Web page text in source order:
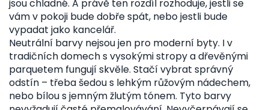
jsou chladné. A právě ten rozdíl rozhoduje, jestli se
vám v pokoji bude dobře spát, nebo jestli bude
vypadat jako kancelář.
Neutrální barvy nejsou jen pro moderní byty. I v
tradičních domech s vysokými stropy a dřevěnými
parquetem fungují skvěle. Stačí vybrat správný
odstín – třeba šedou s lehkým růžovým nádechem,
nebo bílou s jemným žlutým tónem. Tyto barvy